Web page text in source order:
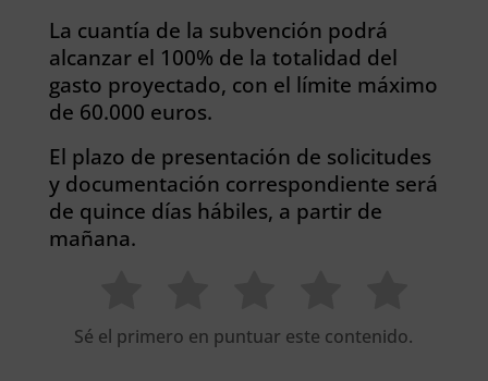
La cuantía de la subvención podrá
alcanzar el 100% de la totalidad del
gasto proyectado, con el límite máximo
de 60.000 euros.
El plazo de presentación de solicitudes
y documentación correspondiente será
de quince días hábiles, a partir de
mañana.
Sé el primero en puntuar este contenido.